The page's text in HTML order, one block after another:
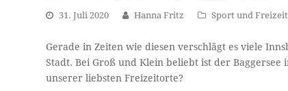
31. Juli 2020 Hanna Fritz Sport und Freizeit
Gerade in Zeiten wie diesen verschlägt es viele
Stadt. Bei Groß und Klein beliebt ist der Baggersee
unserer liebsten Freizeitorte?